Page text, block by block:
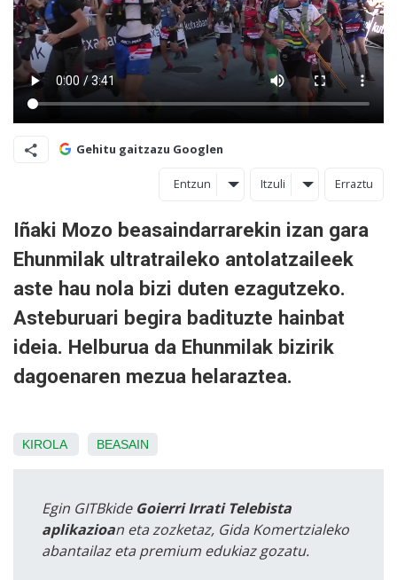
Gehitu gaitzazu Googlen
Entzun Itzuli Erraztu
Iñaki Mozo beasaindarrarekin izan gara
Ehunmilak ultratraileko antolatzaileek
aste hau nola bizi duten ezagutzeko.
Asteburuari begira badituzte hainbat
ideia. Helburua da Ehunmilak bizirik
dagoenaren mezua helaraztea.
KIROLA BEASAIN
Egin GITBkide Goierri Irrati Telebista
aplikazioan eta zozketaz, Gida Komertzialeko
abantailaz eta premium edukiaz gozatu.